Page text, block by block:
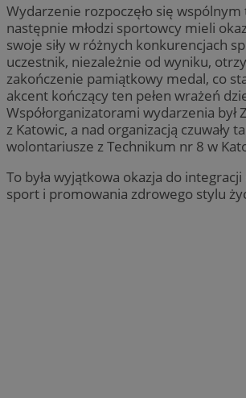
Wydarzenie rozpoczęło się
następnie młodzi sportowcy mieli
swoje siły w różnych konkurencjach
uczestnik, niezależnie od wyniku,
zakończenie pamiątkowy medal, co
akcent kończący ten pełen wrażeń
Współorganizatorami wydarzenia był
z Katowic, a nad organizacją czuwały
wolontariusze z Technikum nr 8 w
To była wyjątkowa okazja do
sport i promowania zdrowego stylu